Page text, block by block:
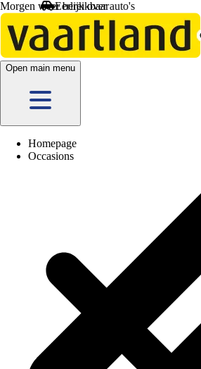
Morgen weer bereikbaar
Open main menu
Homepage
Occasions